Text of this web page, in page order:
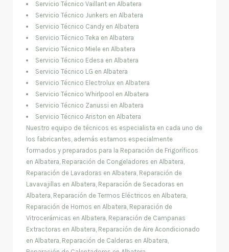
Servicio Técnico Vaillant en Albatera
Servicio Técnico Junkers en Albatera
Servicio Técnico Candy en Albatera
Servicio Técnico Teka en Albatera
Servicio Técnico Miele en Albatera
Servicio Técnico Edesa en Albatera
Servicio Técnico LG en Albatera
Servicio Técnico Electrolux en Albatera
Servicio Técnico Whirlpool en Albatera
Servicio Técnico Zanussi en Albatera
Servicio Técnico Ariston en Albatera
Nuestro equipo de técnicos es especialista en cada uno de
los fabricantes, además estamos especialmente
formados y preparados para la Reparación de Frigoríficos
en Albatera, Reparación de Congeladores en Albatera,
Reparación de Lavadoras en Albatera, Reparación de
Lavavajillas en Albatera, Reparación de Secadoras en
Albatera, Reparación de Termos Eléctricos en Albatera,
Reparación de Hornos en Albatera, Reparación de
Vitrocerámicas en Albatera, Reparación de Campanas
Extractoras en Albatera, Reparación de Aire Acondicionado
en Albatera, Reparación de Calderas en Albatera,